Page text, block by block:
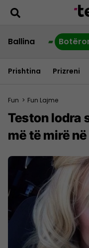
Ballina
Prishtina Prizreni
Fun > Fun Lajme
Teston lodra
më të mirë